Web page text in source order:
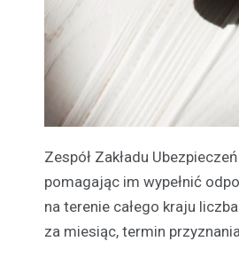
Zespół Zakładu
pomagając im wypełnić
na terenie całego kraju
za miesiąc, termin